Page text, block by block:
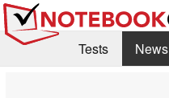
Tests News